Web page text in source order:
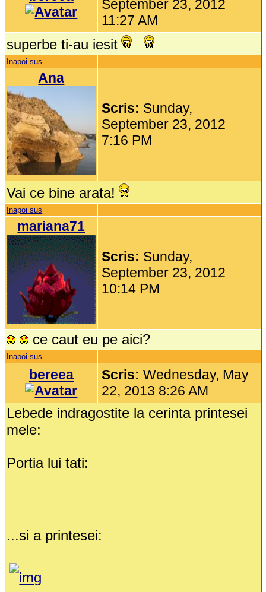
September 23, 2012
11:27 AM
superbe ti-au iesit
Inapoi sus
Ana
Scris: Sunday,
September 23, 2012
7:16 PM
Vai ce bine arata!
Inapoi sus
mariana71
Scris: Sunday,
September 23, 2012
10:14 PM
ce caut eu pe aici?
Inapoi sus
bereea Scris:Wednesday, May
22, 2013 8:26 AM
Lebede indragostite la cerinta printesei
mele:
Portia lui tati:
...si a printesei: